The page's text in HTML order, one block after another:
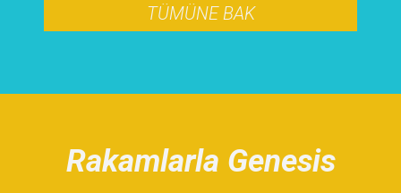
TÜMÜNE BAK
Rakamlarla Genesis